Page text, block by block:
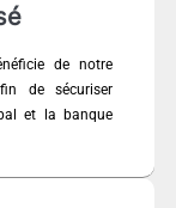
de notre
de sécuriser
et la banque